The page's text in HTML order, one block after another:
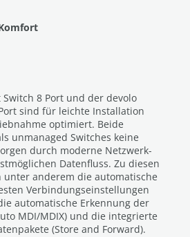
8 Port und der devolo
sind für leichte Installation
optimiert. Beide
unmanaged Switches keine
durch moderne Netzwerk-
Datenfluss. Zu diesen
unter anderem die automatische
Verbindungseinstellungen
automatische Erkennung der
MDI/MDIX) und die integrierte
(Store and Forward).